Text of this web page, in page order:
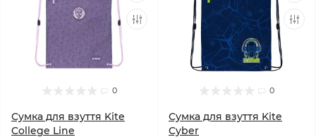
0
Сумка для взуття Kite
College Line
0
Сумка для взуття Kite
Cyber